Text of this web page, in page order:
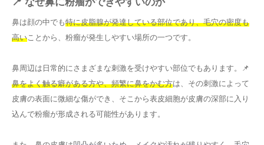
鼻は顔の中でも特に皮脂腺が発達している部位であり、毛穴の密度も
高い ことから、粉瘤が発生しやすい場所の一つです。
鼻周辺は日常的にさまざまな刺激を受けやすい部位でもあります。📌
鼻をよく触る癖がある方や、頻繁に鼻をかむ方は、その刺激によって
皮膚の表面に微細な傷ができ、そこから表皮細胞が皮膚の深部に入り
込んで粉瘤が形成される可能性があります。